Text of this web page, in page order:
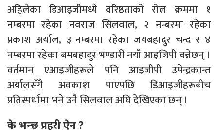
अहिलेका डिआइजीमध्ये वरिष्ठताको रोल क्रममा १
नम्बरमा रहेका नवराज सिलवाल, २ नम्बरमा रहेका
प्रकाश अर्याल, ३ नम्बरमा रहेका जयबहादुर चन्द र ४
नम्बरमा रहेका बमबहादुर भण्डारी नयाँ आइजिपी बन्नेछन् ।
वर्तमान एआइजीहरूले पनि आइजीपी उपेन्द्रकान्त
अर्यालसँगै अवकाश पाएपछि डिआइजीहरूबीच
प्रतिस्पर्धामा भने उनै सिलवाल अघि देखिएका छन् ।
के भन्छ प्रहरी ऐन ?